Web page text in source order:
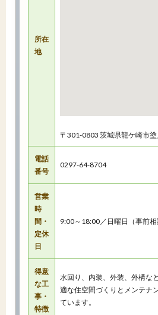
所在
地
〒301-0803 茨城県龍ケ崎市
電話
番号
0297-64-8704
営業
時
間・
定休
日
9:00～18:00／日曜日（事前相
得意
な工
事・
特徴
水回り、内装、外装、外構な
適な住空間づくりとメンテナ
ています。